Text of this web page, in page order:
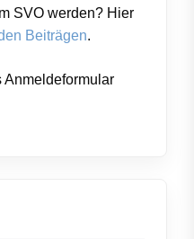
SVO werden? Hier
Beiträgen.
Anmeldeformular